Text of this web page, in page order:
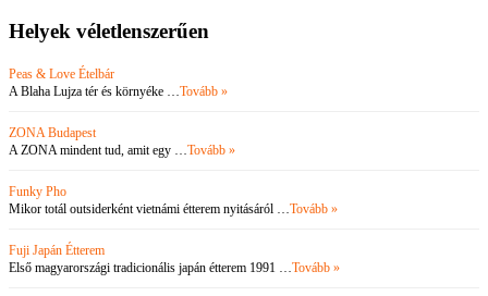
Helyek véletlenszerűen
Peas & Love Ételbár
A Blaha Lujza tér és környéke …Tovább »
ZONA Budapest
A ZONA mindent tud, amit egy …Tovább »
Funky Pho
Mikor totál outsiderként vietnámi étterem nyitásáról …Tovább »
Fuji Japán Étterem
Első magyarországi tradicionális japán étterem 1991 …Tovább »